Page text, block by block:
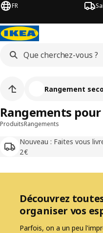
FR
ProduitsRangements
Nouveau : Faites vous
2€
Rangements
Rangement
Découvrez
organiser vos
Parfois, on a un peu